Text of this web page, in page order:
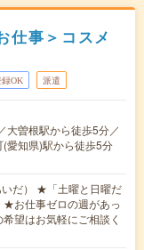
仕事＞コスメ
録OK 派遣
大曽根駅から徒歩5分／
愛知県)駅から徒歩5分
だ） ★「土曜と日曜だ
★お仕事ゼロの週があっ
望はお気軽にご相談く